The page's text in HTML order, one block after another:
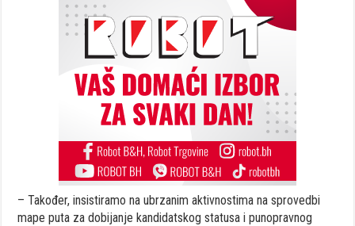
– Također, insistiramo na ubrzanim aktivnostima na sprovedbi
mape puta za dobijanje kandidatskog statusa i punopravnog